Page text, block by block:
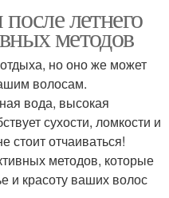
летнего
методов
но оно же может
волосам.
вода, высокая
сухости, ломкости и
стоит отчаиваться!
методов, которые
и красоту ваших волос